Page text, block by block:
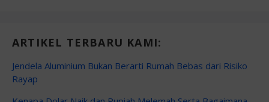
ARTIKEL TERBARU KAMI:
Jendela Aluminium Bukan Berarti Rumah Bebas dari Risiko
Rayap